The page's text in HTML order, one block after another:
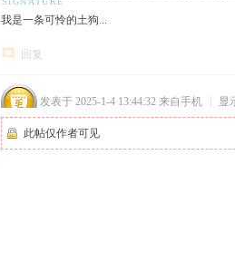
我是一条可怜的土狗...
回复
发表于 2025-1-4 13:44:32 来自手机 显
此帖仅作者可见